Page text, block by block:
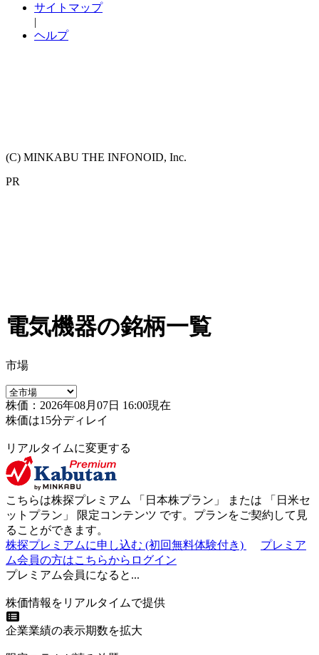
サイトマップ
|
ヘルプ
(C) MINKABU THE INFONOID, Inc.
PR
電気機器の銘柄一覧
市場
株価：2026年08月07日 16:00現在
株価は15分ディレイ
リアルタイムに変更する
こちらは株探プレミアム 「 日本株プラン 」 または 「 日米セ
ットプラン 」 限定コンテンツ です。プランをご契約して見
ることができます。
株探プレミアムに申し込む (初回無料体験付き)
プレミア
ム会員の方はこちらからログイン
プレミアム会員になると...
株価情報をリアルタイムで提供
企業業績の表示期数を拡大